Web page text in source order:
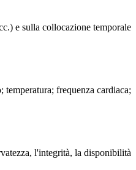
e sulla collocazione temporale
frequenza cardiaca;
l'integrità, la disponibilità